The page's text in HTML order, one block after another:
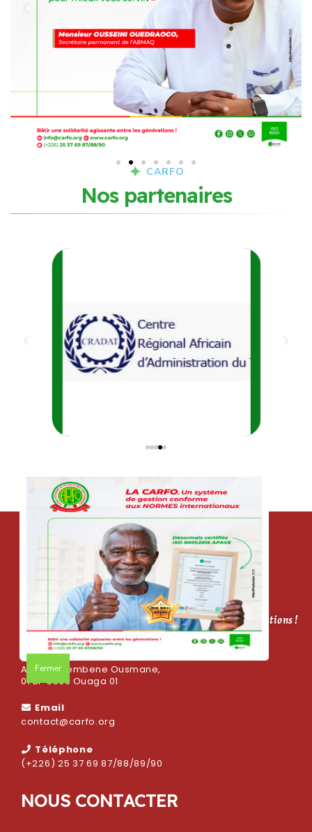
CARFO
Nos partenaires
Fermer
CARFO, bâtir une solidarité agissante entre les générations !
Adresse
Avenue Sembene Ousmane,
01 BP 5569 Ouaga 01
Email
contact@carfo.org
Téléphone
(+226) 25 37 69 87/88/89/90
NOUS CONTACTER